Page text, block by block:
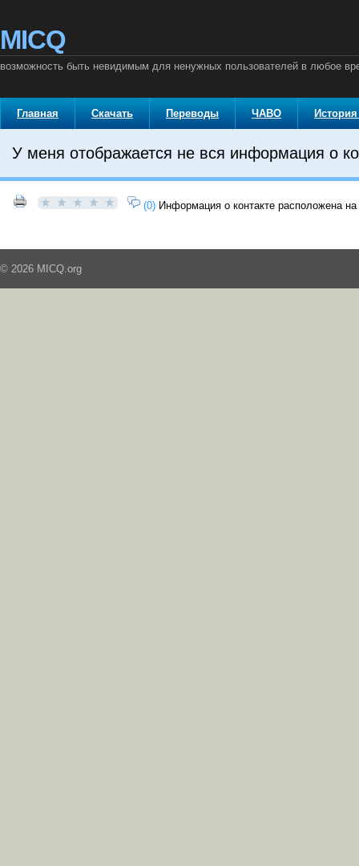
MICQ
возможность быть невидимым для ненужных пользователей в любое
Главная Скачать Переводы ЧАВО
У меня отображается не вся информация о
(0) Информация о контакте расположена
© 2026 MICQ.org